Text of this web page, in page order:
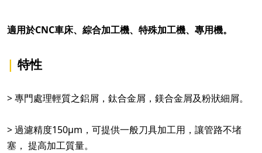
適用於CNC車床、綜合加工機、特殊加工機、專用機。
| 特性
> 專門處理輕質之鋁屑，鈦合金屑，鎂合金屑及粉狀細屑。
> 過濾精度150μm，可提供一般刀具加工用，讓管路不堵
塞， 提高加工質量。